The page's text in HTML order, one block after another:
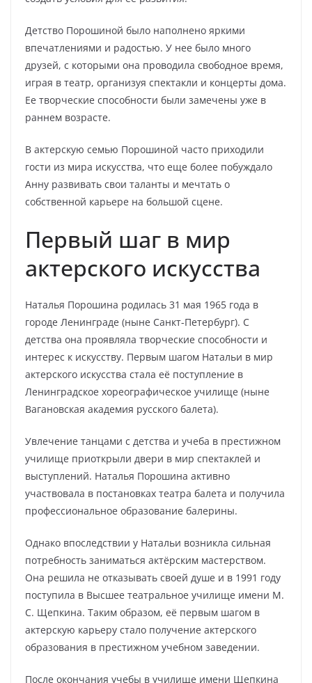
Детство Порошиной было наполнено яркими
впечатлениями и радостью. У нее было много
друзей, с которыми она проводила свободное время,
играя в театр, организуя спектакли и концерты дома.
Ее творческие способности были замечены уже в
раннем возрасте.
В актерскую семью Порошиной часто приходили
гости из мира искусства, что еще более побуждало
Анну развивать свои таланты и мечтать о
собственной карьере на большой сцене.
Первый шаг в мир
актерского искусства
Наталья Порошина родилась 31 мая 1965 года в
городе Ленинграде (ныне Санкт-Петербург). С
детства она проявляла творческие способности и
интерес к искусству. Первым шагом Натальи в мир
актерского искусства стала её поступление в
Ленинградское хореографическое училище (ныне
Вагановская академия русского балета).
Увлечение танцами с детства и учеба в престижном
училище приоткрыли двери в мир спектаклей и
выступлений. Наталья Порошина активно
участвовала в постановках театра балета и получила
профессиональное образование балерины.
Однако впоследствии у Натальи возникла сильная
потребность заниматься актёрским мастерством.
Она решила не отказывать своей душе и в 1991 году
поступила в Высшее театральное училище имени М.
С. Щепкина. Таким образом, её первым шагом в
актерскую карьеру стало получение актерского
образования в престижном учебном заведении.
После окончания учебы в училище имени Щепкина